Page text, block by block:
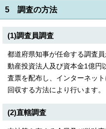
简体中文
繁體中文
5 調査の方法
(1)調査員調査
都道府県知事が任命する調査
動産投資法人及び資本金1億円
査票を配布し、インターネッ
回収する方法により行います。
(2)直轄調査